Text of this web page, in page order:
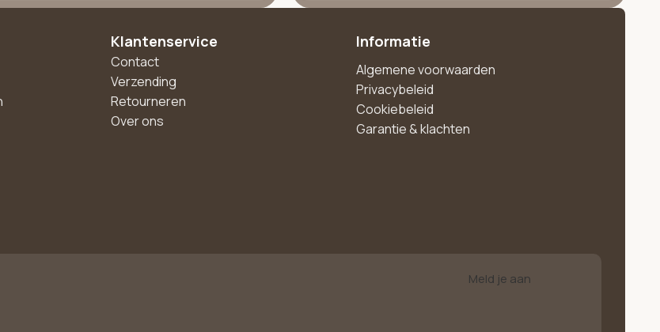
Klantenservice
Contact
Verzending
Retourneren
Over ons
Informatie
Algemene voorwaarden
Privacybeleid
Cookiebeleid
Garantie & klachten
Meld je aan